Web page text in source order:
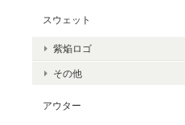
スウェット
紫焔ロゴ
その他
アウター